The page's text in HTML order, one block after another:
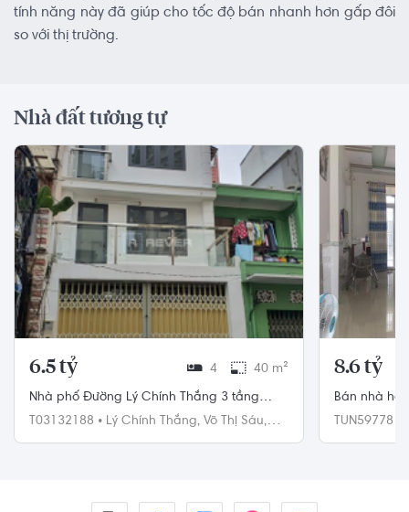
tính năng này đã giúp cho tốc độ bán nhanh hơn gấp đôi
so với thị trường.
Nhà đất tương tự
6.5 tỷ 4 40 m²
Nhà phố Đường Lý Chính Thắng 3 tầng
diện tích 40m² hướng tây nam pháp lý sổ
T03132188 • Lý Chính Thắng, Võ Thị Sáu,
8.6 tỷ
Bán nhà
3.6x11m,
TUN59778